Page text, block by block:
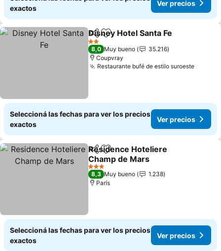
exactos
Ver precios
CompartirAñadir a favoritos
Disney Hotel Santa Fe
2 Estrellas
8,0 Muy bueno
35.216
Coupvray
Restaurante bufé de estilo suroesteVer
Seleccioná las fechas para ver los precios
exactos
Ver precios
CompartirAñadir a favoritos
Residence Hoteliere
Champ de Mars
Ver precios
3 Estrellas
8,3 Muy bueno
1.238
París
Seleccioná las fechas para ver los precios
exactos
Ver precios